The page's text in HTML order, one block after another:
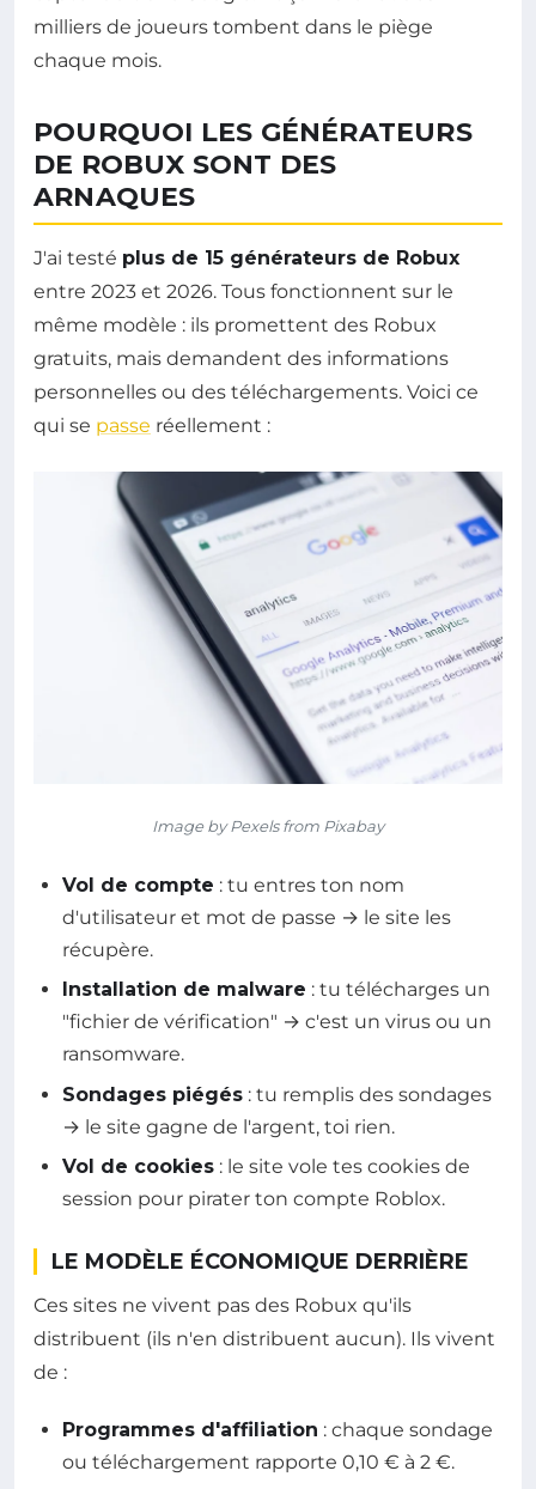
milliers de joueurs tombent dans le piège
chaque mois.
POURQUOI LES GÉNÉRATEURS
DE ROBUX SONT DES
ARNAQUES
J'ai testé plus de 15 générateurs de Robux
entre 2023 et 2026. Tous fonctionnent sur le
même modèle : ils promettent des Robux
gratuits, mais demandent des informations
personnelles ou des téléchargements. Voici ce
qui se passe réellement :
Image by Pexels from Pixabay
Vol de compte : tu entres ton nom
d'utilisateur et mot de passe → le site les
récupère.
Installation de malware : tu télécharges un
"fichier de vérification" → c'est un virus ou un
ransomware.
Sondages piégés : tu remplis des sondages
→ le site gagne de l'argent, toi rien.
Vol de cookies : le site vole tes cookies de
session pour pirater ton compte Roblox.
LE MODÈLE ÉCONOMIQUE DERRIÈRE
Ces sites ne vivent pas des Robux qu'ils
distribuent (ils n'en distribuent aucun). Ils vivent
de :
Programmes d'affiliation : chaque sondage
ou téléchargement rapporte 0,10 € à 2 €.